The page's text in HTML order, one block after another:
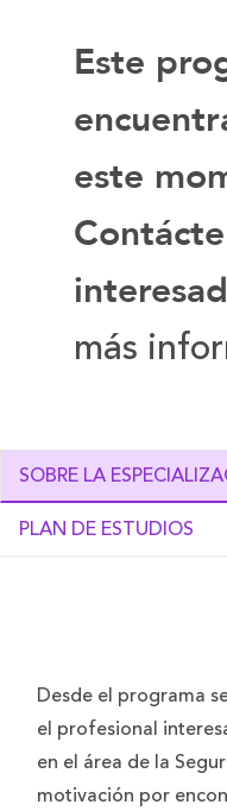
Este
este
más
SOBRE LA
PLAN DE ESTUDIOS
Desde el programa
el profesional
en el área de la
motivación por